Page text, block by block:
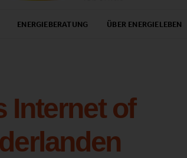
ENERGIEBERATUNG ÜBER ENERGIELEBEN
Internet of